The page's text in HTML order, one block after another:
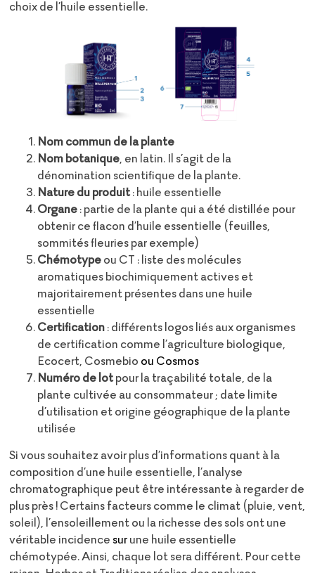
choix de l’huile essentielle.
Nom commun de la plante
Nom botanique, en latin. Il s’agit de la
dénomination scientifique de la plante.
Nature du produit: huile essentielle
Organe: partie de la plante qui a été distillée pour
obtenir ce flacon d’huile essentielle (feuilles,
sommités fleuries par exemple)
Chémotypeou CT : liste des molécules
aromatiques biochimiquement actives et
majoritairement présentes dans une huile
essentielle
Certification: différents logos liés aux organismes
de certification comme l’agriculture biologique,
Ecocert, Cosmebio ou Cosmos
Numéro de lotpour la traçabilité totale, de la
plante cultivée au consommateur ; date limite
d’utilisation et origine géographique de la plante
utilisée
Si vous souhaitez avoir plus d’informations quant à la
composition d’une huile essentielle, l’analyse
chromatographique peut être intéressante à regarder de
plus près ! Certains facteurs comme le climat (pluie, vent,
soleil), l’ensoleillement ou la richesse des sols ont une
véritable incidence surune huile essentielle
chémotypée. Ainsi, chaque lot sera différent. Pour cette